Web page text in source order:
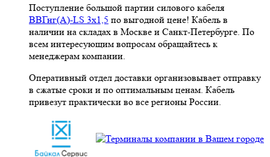
Поступление большой партии силового кабеля
ВВГнг(A)-LS 3х1,5 по выгодной цене! Кабель в
наличии на складах в Москве и Санкт-Петербурге. По
всем интересующим вопросам обращайтесь к
менеджерам компании.
Оперативный отдел доставки организовывает отправку
в сжатые сроки и по оптимальным ценам. Кабель
привезут практически во все регионы России.